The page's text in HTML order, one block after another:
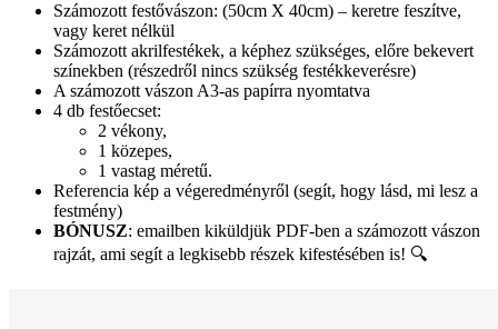
Számozott festővászon: (50cm X 40cm) – keretre feszítve,
vagy keret nélkül
Számozott akrilfestékek, a képhez szükséges, előre bekevert
színekben (részedről nincs szükség festékkeverésre)
A számozott vászon A3-as papírra nyomtatva
4 db festőecset:
2 vékony,
1 közepes,
1 vastag méretű.
Referencia kép a végeredményről (segít, hogy lásd, mi lesz a
festmény)
BÓNUSZ: emailben kiküldjük PDF-ben a számozott vászon
rajzát, ami segít a legkisebb részek kifestésében is! 🔍